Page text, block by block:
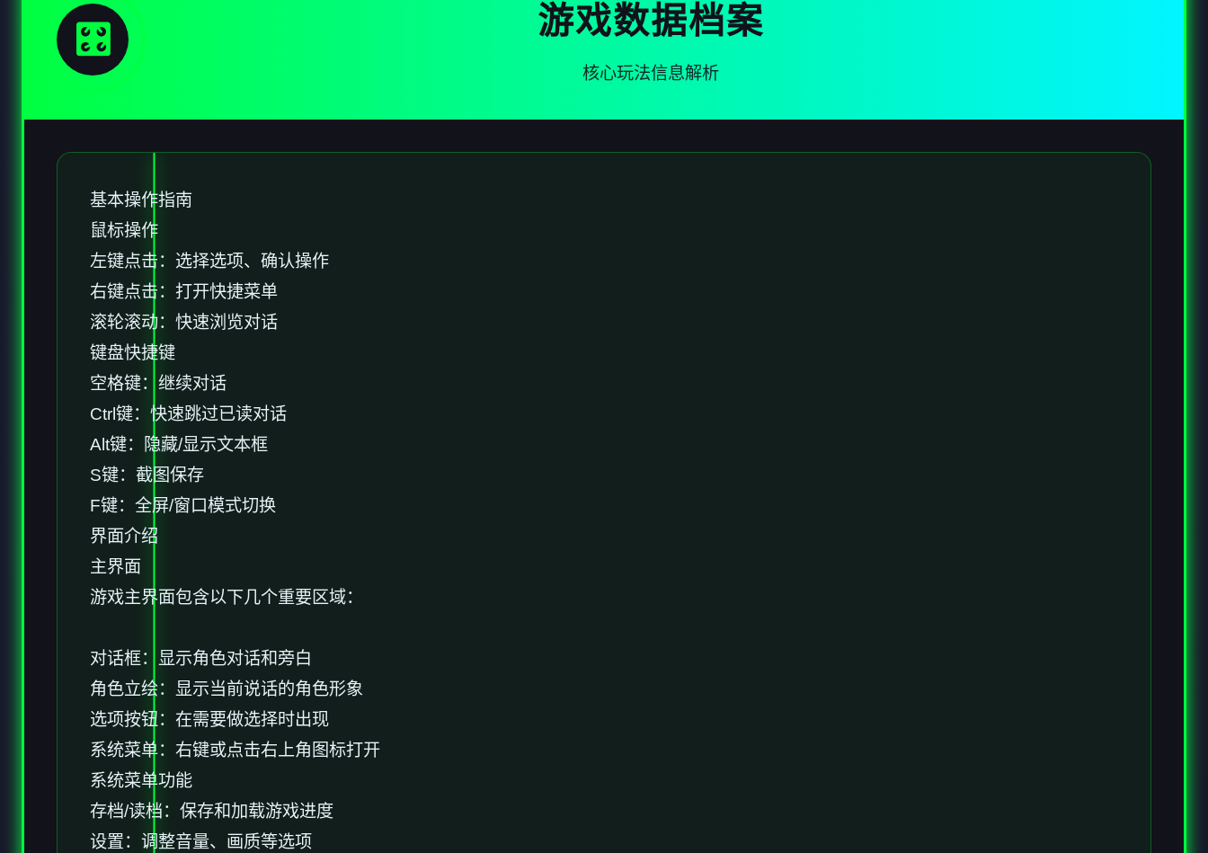
🎛️ 游戏数据档案
核心玩法信息解析
基本操作指南
鼠标操作
左键点击：选择选项、确认操作
右键点击：打开快捷菜单
滚轮滚动：快速浏览对话
键盘快捷键
空格键：继续对话
Ctrl键：快速跳过已读对话
Alt键：隐藏/显示文本框
S键：截图保存
F键：全屏/窗口模式切换
界面介绍
主界面
游戏主界面包含以下几个重要区域：
对话框：显示角色对话和旁白
角色立绘：显示当前说话的角色形象
选项按钮：在需要做选择时出现
系统菜单：右键或点击右上角图标打开
系统菜单功能
存档/读档：保存和加载游戏进度
设置：调整音量、画质等选项